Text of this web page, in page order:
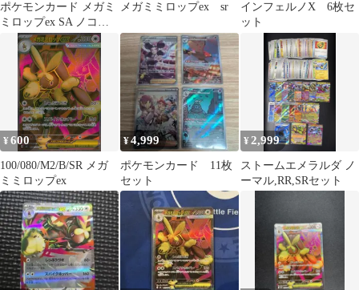
ポケモンカード メガミ
ミロップex SA ノココ
ッチex SR
メガミミロップex sr
インフェルノX 6枚セ
ット
¥600
100/080/M2/B/SR メガ
ミミロップex
¥4,999
ポケモンカード 11枚
セット
¥ 2,999
ストームエメラルダ ノ
ーマル,RR,SRセット